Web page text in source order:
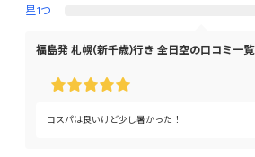
星1つ
福島発 札幌(新千歳)行き 全日空の口コミ一覧
コスパは良いけど少し暑かった！